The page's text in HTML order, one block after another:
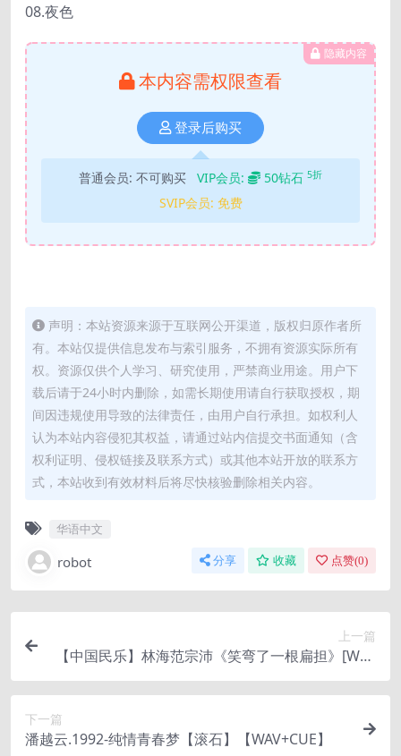
08.夜色
隐藏内容
本内容需权限查看
登录后购买
普通会员: 不可购买 VIP会员: 50钻石 5折
SVIP会员: 免费
声明：本站资源来源于互联网公开渠道，版权归原作者所
有。本站仅提供信息发布与索引服务，不拥有资源实际所有
权。资源仅供个人学习、研究使用，严禁商业用途。用户下
载后请于24小时内删除，如需长期使用请自行获取授权，期
间因违规使用导致的法律责任，由用户自行承担。如权利人
认为本站内容侵犯其权益，请通过站内信提交书面通知（含
权利证明、侵权链接及联系方式）或其他本站开放的联系方
式，本站收到有效材料后将尽快核验删除相关内容。
华语中文
robot 分享 收藏 点赞(0)
上一篇
【中国民乐】林海范宗沛《笑弯了一根扁担》[WAV
+CUE]
下一篇
潘越云.1992-纯情青春梦【滚石】【WAV+CUE】